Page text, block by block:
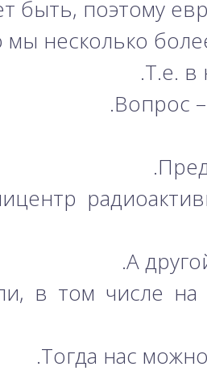
быть, поэтому
несколько
Т.е. в
Вопрос
А
в том числе
Тогда нас